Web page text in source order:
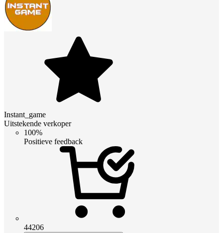
Instant_game
Uitstekende verkoper
100%
Positieve feedback
44206